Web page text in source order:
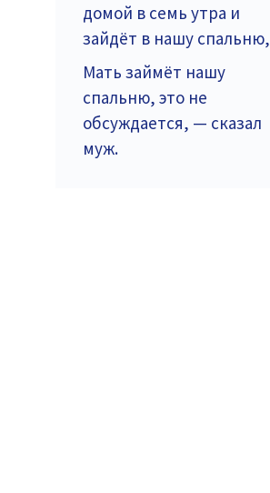
домой в семь утра и
зайдёт в нашу спальню,
Мать займёт нашу
спальню, это не
обсуждается, — сказал
муж.